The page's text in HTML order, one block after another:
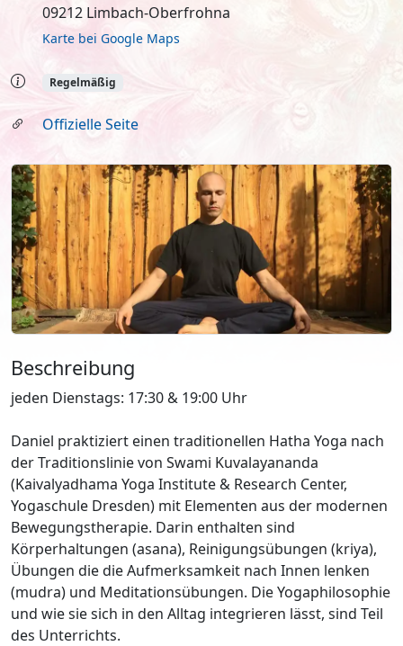
09212 Limbach-Oberfrohna
Karte bei Google Maps
Regelmäßig
Offizielle Seite
Beschreibung
jeden Dienstags: 17:30 & 19:00 Uhr
Daniel praktiziert einen traditionellen Hatha Yoga nach
der Traditionslinie von Swami Kuvalayananda
(Kaivalyadhama Yoga Institute & Research Center,
Yogaschule Dresden) mit Elementen aus der modernen
Bewegungstherapie. Darin enthalten sind
Körperhaltungen (asana), Reinigungsübungen (kriya),
Übungen die die Aufmerksamkeit nach Innen lenken
(mudra) und Meditationsübungen. Die Yogaphilosophie
und wie sie sich in den Alltag integrieren lässt, sind Teil
des Unterrichts.